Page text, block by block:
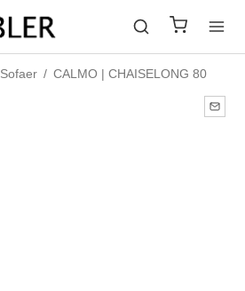
Sofaer / CALMO | CHAISELONG 80